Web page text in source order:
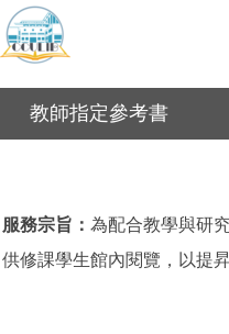
教師指定參考書
服務宗旨： 為配合教學與研
供修課學生館內閱覽，以提